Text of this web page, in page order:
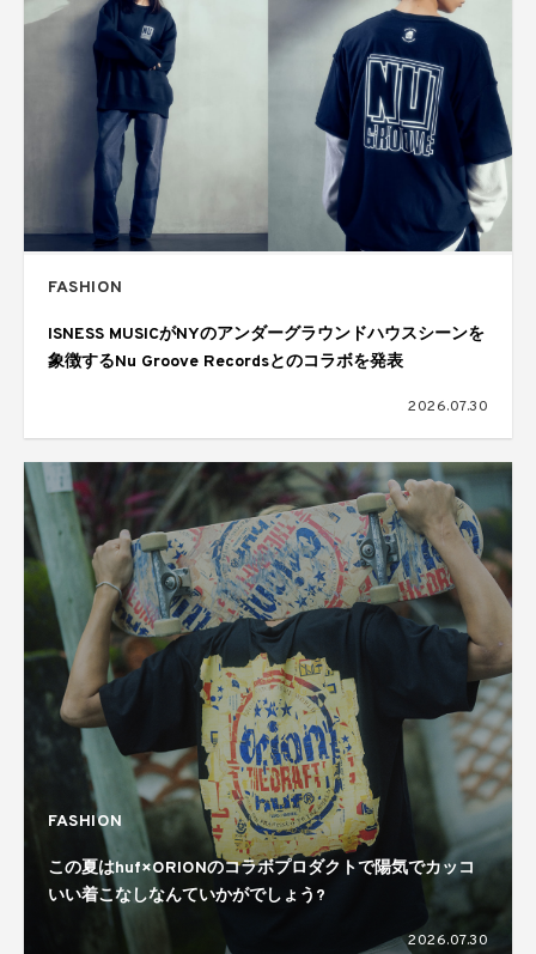
FASHION
ISNESS MUSICがNYのアンダーグラウンドハウスシーンを
象徴するNu Groove Recordsとのコラボを発表
2026.07.30
FASHION
この夏はhuf×ORIONのコラボプロダクトで陽気でカッコ
いい着こなしなんていかがでしょう?
2026.07.30